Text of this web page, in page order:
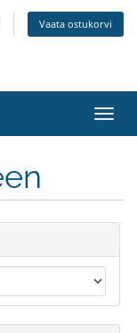
Vaata ostukorvi